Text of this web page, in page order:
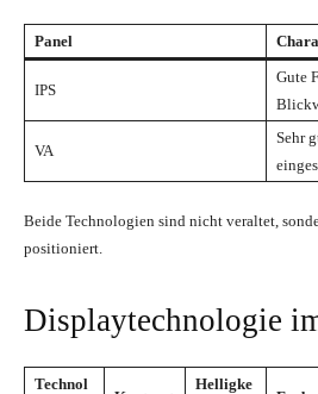
Panel
IPS
Gute
VA
Sehr
Beide Technologien sind nicht veraltet,
positioniert.
Displaytechnologie
Technol
Helligke